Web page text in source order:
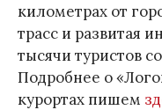
километрах от
трасс и развитая
тысячи туристов
Подробнее о
курортах пишем